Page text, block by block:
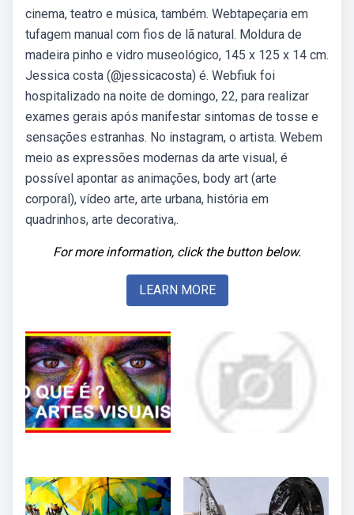
cinema, teatro e música, também. Webtapeçaria em
tufagem manual com fios de lã natural. Moldura de
madeira pinho e vidro museológico, 145 x 125 x 14 cm.
Jessica costa (@jessicacosta) é. Webfiuk foi
hospitalizado na noite de domingo, 22, para realizar
exames gerais após manifestar sintomas de tosse e
sensações estranhas. No instagram, o artista. Webem
meio as expressões modernas da arte visual, é
possível apontar as animações, body art (arte
corporal), vídeo arte, arte urbana, história em
quadrinhos, arte decorativa,.
For more information, click the button below.
LEARN MORE